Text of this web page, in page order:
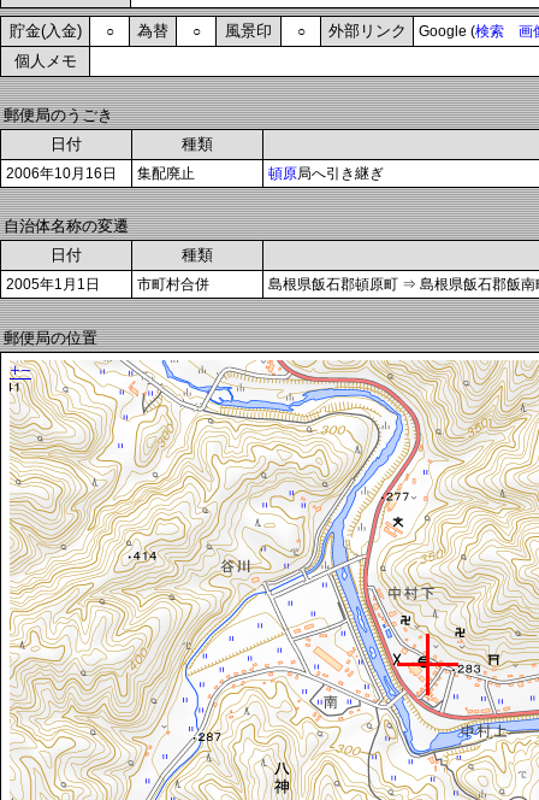
貯金(入金) ○ 為替 ○ 風景印 ○ 外部リンク Google (検索 画
個人メモ
郵便局のうごき
日付
種類
2006年10月16日 集配廃止 頓原局へ引き継ぎ
自治体名称の変遷
日付
種類
2005年1月1日 市町村合併 島根県飯石郡頓原町 ⇒ 島根県飯石郡飯南
郵便局の位置